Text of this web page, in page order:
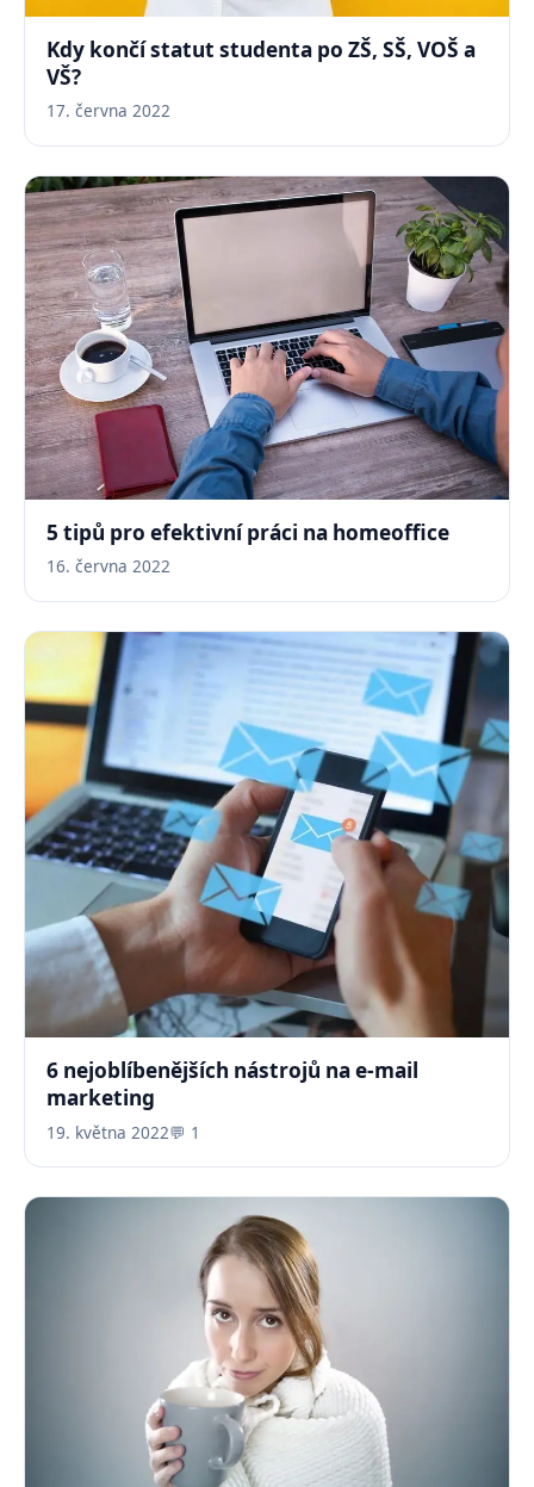
Kdy končí statut studenta po ZŠ, SŠ, VOŠ a
VŠ?
17. června 2022
5 tipů pro efektivní práci na homeoffice
16. června 2022
6 nejoblíbenějších nástrojů na e-mail
marketing
19. května 2022💬 1